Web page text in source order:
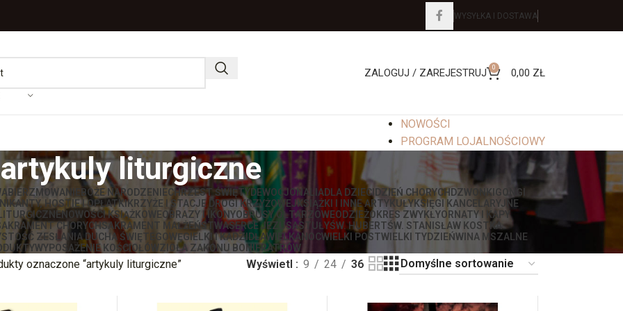
WYSYŁKA I DOSTAWA
ZALOGUJ / ZAREJESTRUJ 0 0,00 ZŁ
NOWOŚCI
PROGRAM LOJALNOŚCIOWY
artykuly liturgiczne
BIERZMOWANIE BOŻE NARODZENIECHRZEST ŚWIĘTYDEWOCJONALIADLA DZIECI DZIEŃ CHORYCH DZWONKI GONGI
HOSTIE I OPŁATKIKRZYŻE I STACJE DROGI KRZYŻOWEJKSIĄŻKI I INNE ARTYKUŁYKSIĘGI KANCELARYJNE
NOWOŚCI KSIĄŻKOWEOBRAZY I IKONYOBRUSY OŁTARZOWEODZIEŻOKRES ZWYKŁYORNATY I KAPY
CHORYCHSAKRAMENT MAŁŻEŃSTWASERCE JEZUSASTUŁYŚW. HUBERTŚW. STANISŁAW KOSTKA
ZESŁANIA DUCHA ŚWIĘTEGO WĘGIELKI I KADZIDŁAWIELKANOCWIELKI POSTWIELKI TYDZIEŃWINA MSZALNE
WYPOSAŻENIE KOŚCIOŁÓWZIOŁA ZAKONU BONIFRATRÓW
oznaczone “artykuly liturgiczne” Wyświetl 9 24 36